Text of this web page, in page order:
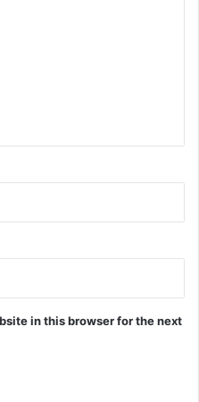
in this browser for the next